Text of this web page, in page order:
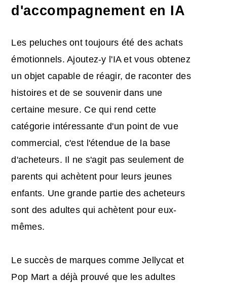
d'accompagnement en IA
Les peluches ont toujours été des achats
émotionnels. Ajoutez-y l'IA et vous obtenez
un objet capable de réagir, de raconter des
histoires et de se souvenir dans une
certaine mesure. Ce qui rend cette
catégorie intéressante d'un point de vue
commercial, c'est l'étendue de la base
d'acheteurs. Il ne s'agit pas seulement de
parents qui achètent pour leurs jeunes
enfants. Une grande partie des acheteurs
sont des adultes qui achètent pour eux-
mêmes.
Le succès de marques comme Jellycat et
Pop Mart a déjà prouvé que les adultes